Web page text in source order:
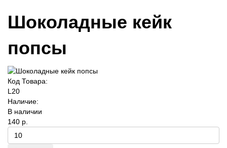
Шоколадные кейк
попсы
Код Товара:
L20
Наличие:
В наличии
140 р.